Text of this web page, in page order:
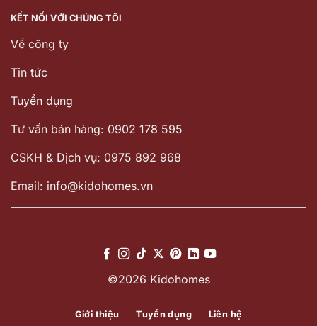
KẾT NỐI VỚI CHÚNG TÔI
Về công ty
Tin tức
Tuyển dụng
Tư vấn bán hàng: 0902 178 595
CSKH & Dịch vụ: 0975 892 968
Email: info@kidohomes.vn
©2026 Kidohomes
Giới thiệu Tuyển dụng Liên hệ